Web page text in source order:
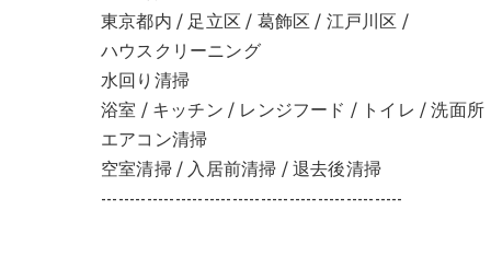
東京都内 / 足立区 / 葛飾区 / 江戸川区 /
ハウスクリーニング
水回り清掃
浴室 / キッチン / レンジフード / トイレ / 洗面所
エアコン清掃
空室清掃 / 入居前清掃 / 退去後清掃
-----------------------------------------------------